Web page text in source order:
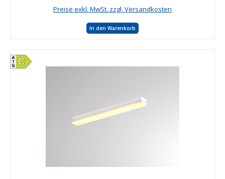
Preise exkl. MwSt. zzgl. Versandkosten
In den Warenkorb
C